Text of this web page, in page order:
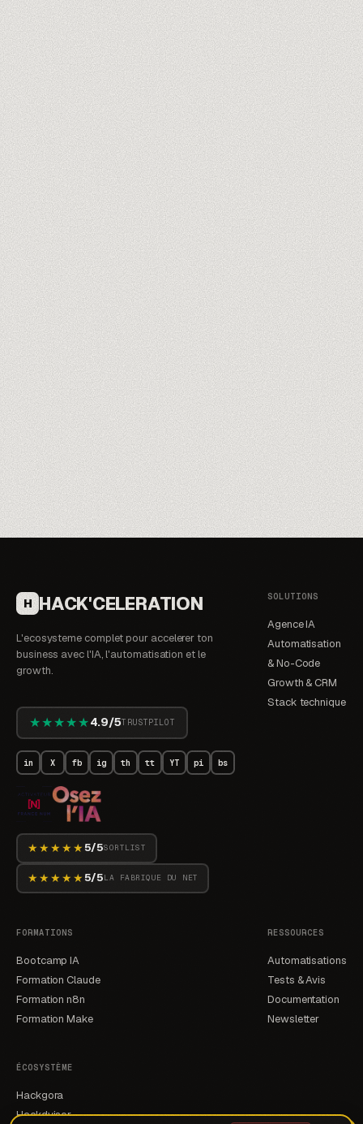
Découvre nos formateurs →
H HACK'CELERATION
L'ecosysteme complet pour accelerer ton
business avec l'IA, l'automatisation et le
growth.
★★★★★4.9/5TRUSTPILOT
in X fb ig th tt YT pi bs
★★★★★ 5/5SORTLIST
★★★★★ 5/5LA FABRIQUE DU NET
SOLUTIONS
Agence IA
Automatisation
& No-Code
Growth & CRM
Stack technique
FORMATIONS
Bootcamp IA
Formation Claude
Formation n8n
Formation Make
RESSOURCES
Automatisations
Tests & Avis
Documentation
Newsletter
ÉCOSYSTÈME
Hackgora
Hackdvisor